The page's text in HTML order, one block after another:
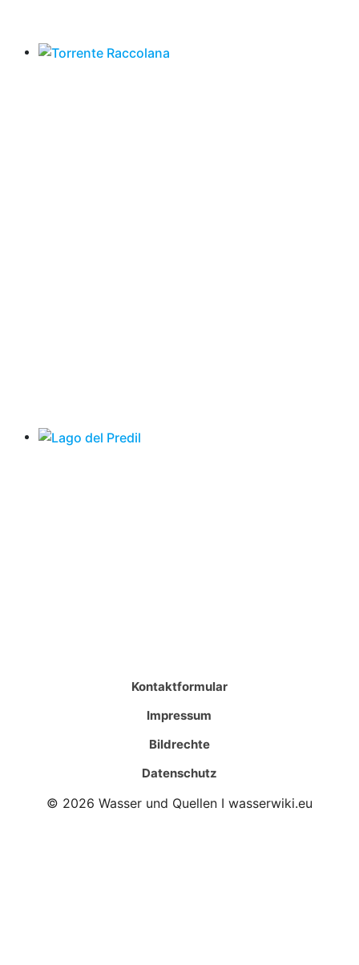
Kontaktformular
Impressum
Bildrechte
Datenschutz
© 2026 Wasser und Quellen I wasserwiki.eu